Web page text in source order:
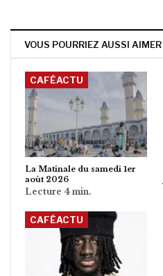
VOUS POURRIEZ AUSSI AIMER
CAFÉACTU
La Matinale du samedi 1er
août 2026
CAFÉACTU